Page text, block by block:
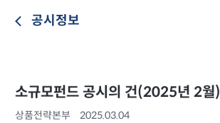
공시정보
소규모펀드 공시의 건(2025년 2월)
상품전략본부 2025.03.04